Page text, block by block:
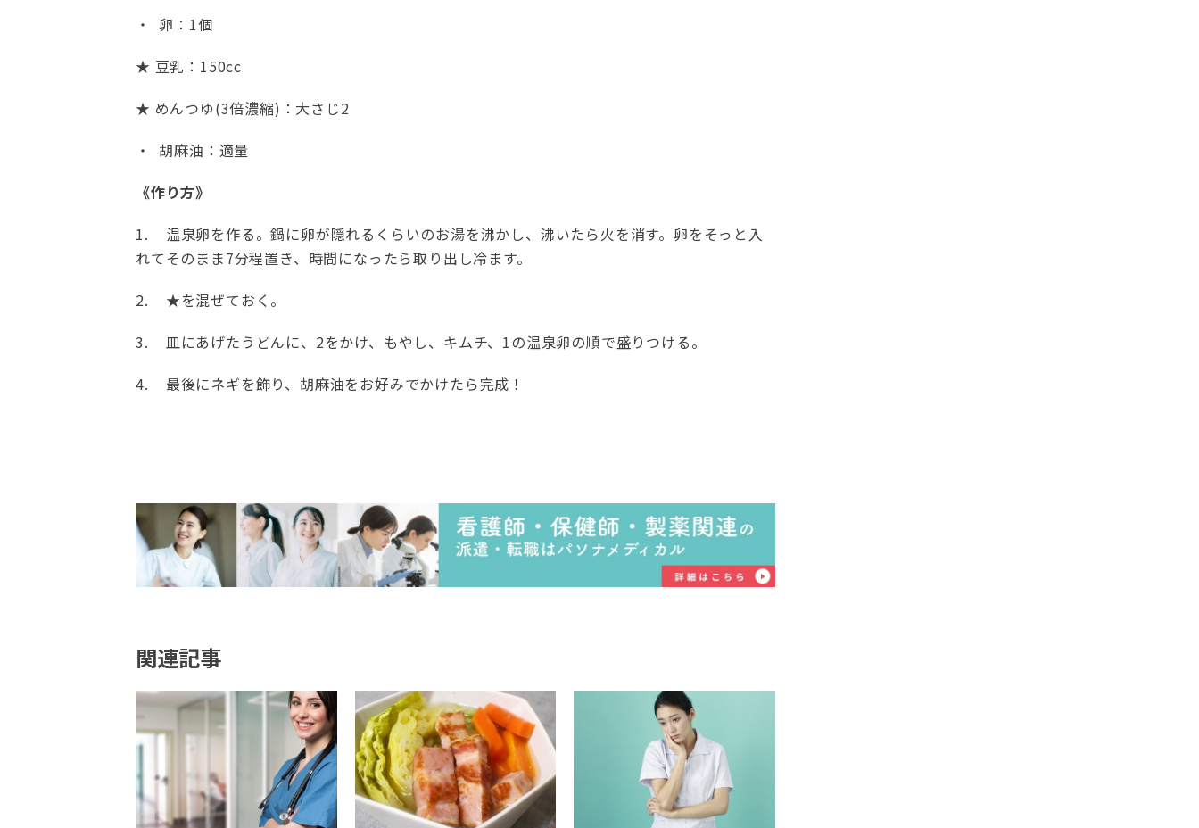
・ 卵：1個
★ 豆乳：150cc
★ めんつゆ(3倍濃縮)：大さじ2
・ 胡麻油：適量
《作り方》
1. 温泉卵を作る。鍋に卵が隠れるくらいのお湯を沸かし、沸いたら火を消す。卵をそっと入
れてそのまま7分程置き、時間になったら取り出し冷ます。
2. ★を混ぜておく。
3. 皿にあげたうどんに、2をかけ、もやし、キムチ、1の温泉卵の順で盛りつける。
4. 最後にネギを飾り、胡麻油をお好みでかけたら完成！
関連記事